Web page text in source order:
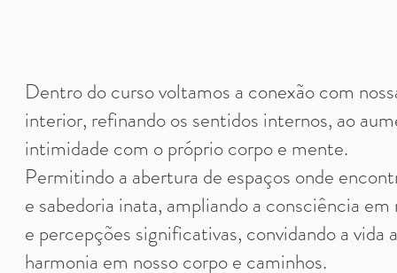
Dentro do curso voltamos a conexão com
interior, refinando os sentidos internos, ao
intimidade com o próprio corpo e mente.
Permitindo a abertura de espaços onde
e sabedoria inata, ampliando a consciência
e percepções significativas, convidando a vida
harmonia em nosso corpo e caminhos.